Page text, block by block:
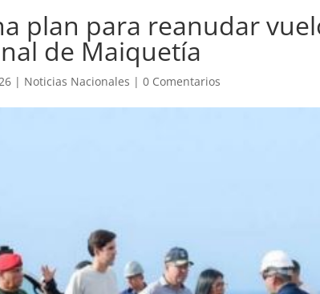
plan para reanudar
de Maiquetía
| Noticias Nacionales |0 Comentarios